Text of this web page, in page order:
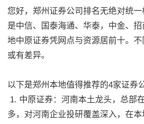
您好， 郑州证券公司排名无绝对统
是中信、国泰海通、华泰，中金、
地中原证券凭网点与资源居前十。
或有差异。
以下是郑州本地值得推荐的4家证券
1. 中原证券：河南本土龙头，总部
多，对河南企业投研覆盖深入，在